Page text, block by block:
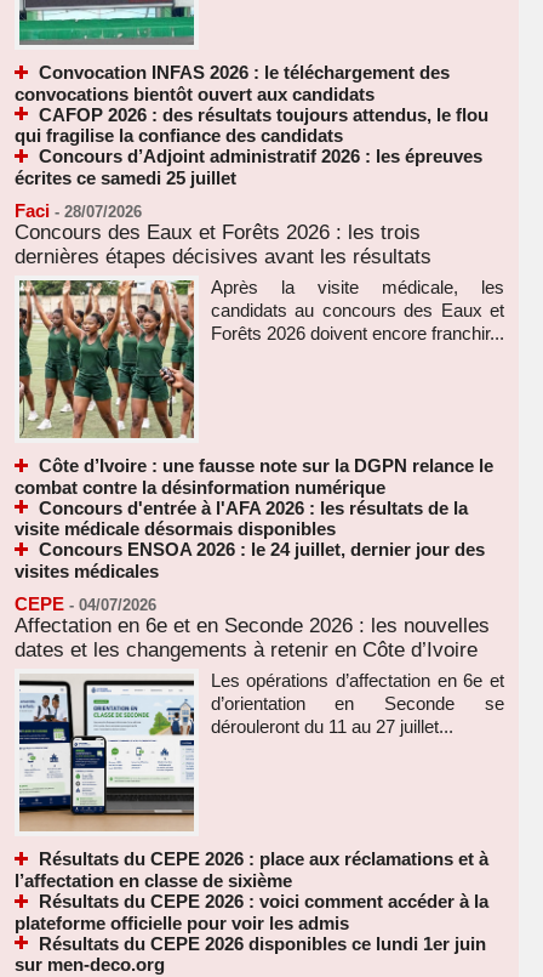
Convocation INFAS 2026 : le téléchargement des
convocations bientôt ouvert aux candidats
CAFOP 2026 : des résultats toujours attendus, le flou
qui fragilise la confiance des candidats
Concours d’Adjoint administratif 2026 : les épreuves
écrites ce samedi 25 juillet
Faci - 28/07/2026
Concours des Eaux et Forêts 2026 : les trois
dernières étapes décisives avant les résultats
Après la visite médicale, les
candidats au concours des Eaux et
Forêts 2026 doivent encore franchir...
Côte d’Ivoire : une fausse note sur la DGPN relance le
combat contre la désinformation numérique
Concours d'entrée à l'AFA 2026 : les résultats de la
visite médicale désormais disponibles
Concours ENSOA 2026 : le 24 juillet, dernier jour des
visites médicales
CEPE - 04/07/2026
Affectation en 6e et en Seconde 2026 : les nouvelles
dates et les changements à retenir en Côte d’Ivoire
Les opérations d’affectation en 6e et
d’orientation en Seconde se
dérouleront du 11 au 27 juillet...
Résultats du CEPE 2026 : place aux réclamations et à
l’affectation en classe de sixième
Résultats du CEPE 2026 : voici comment accéder à la
plateforme officielle pour voir les admis
Résultats du CEPE 2026 disponibles ce lundi 1er juin
sur men-deco.org